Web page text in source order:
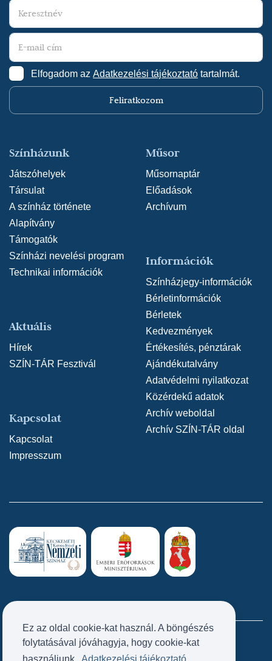
Ez az oldal cookie-kat használ. A böngészés
folytatásával jóváhagyja, hogy cookie-kat
használjunk.
Adatkezelési tájékoztató
Elfogadom az Adatkezelési tájékoztató tartalmát.
Feliratkozom
Színházunk
Játszóhelyek
Társulat
A színház története
Alapítvány
Támogatók
Színházi nevelési program
Technikai információk
Műsor
Műsornaptár
Előadások
Archívum
Aktuális
Hírek
SZÍN-TÁR Fesztivál
Információk
Színházjegy-információk
Bérletinformációk
Bérletek
Kedvezmények
Értékesítés, pénztárak
Ajándékutalvány
Adatvédelmi nyilatkozat
Közérdekű adatok
Archív weboldal
Archív SZÍN-TÁR oldal
Kapcsolat
Kapcsolat
Impresszum
Próbatábla